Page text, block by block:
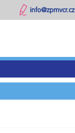
info@zpmvcr.cz